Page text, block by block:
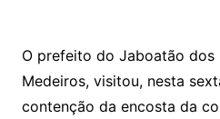
O prefeito do Jaboatão dos
Medeiros, visitou, nesta
contenção da encosta da